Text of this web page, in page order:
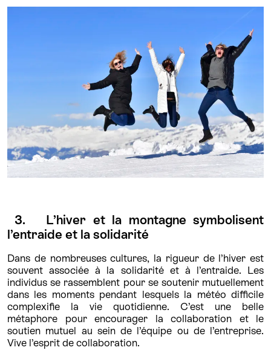
3. L’hiver et la montagne symbolisent
l’entraide et la solidarité
Dans de nombreuses cultures, la rigueur de l’hiver est
souvent associée à la solidarité et à l’entraide. Les
individus se rassemblent pour se soutenir mutuellement
dans les moments pendant lesquels la météo difficile
complexifie la vie quotidienne. C’est une belle
métaphore pour encourager la collaboration et le
soutien mutuel au sein de l’équipe ou de l’entreprise.
Vive l’esprit de collaboration.